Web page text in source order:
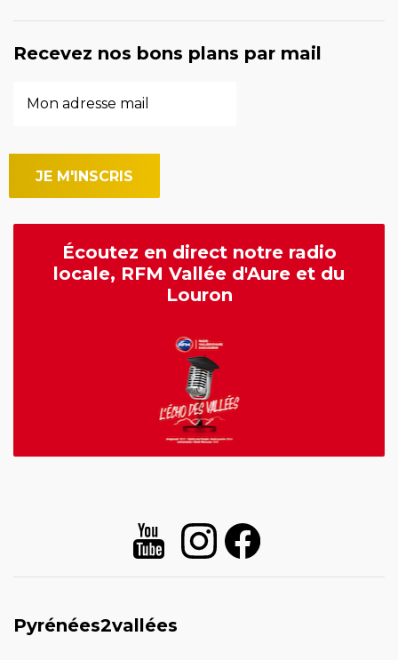
Recevez nos bons plans par mail
Écoutez en direct notre radio
locale, RFM Vallée d'Aure et du
Louron
Pyrénées2vallées